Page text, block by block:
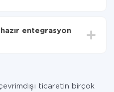
bir sisteminizden
için ödeme yaparsınız.
entegrasyon
ticaretin birçok